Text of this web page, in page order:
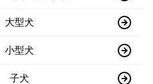
大型犬
小型犬
子犬